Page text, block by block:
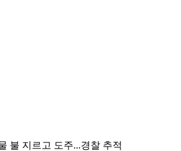
불 지르고 도주...경찰 추적